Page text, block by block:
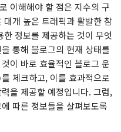
이해해야 할 점은 지수의 구
개 높은 트래픽과 활발한 참
정보를 제공하는 것이 무엇
통해 블로그의 현재 상태를
이 바로 효율적인 블로그 운
체크하고, 이를 효과적으로
을 제공할 예정입니다. 그럼,
따른 정보들을 살펴보도록